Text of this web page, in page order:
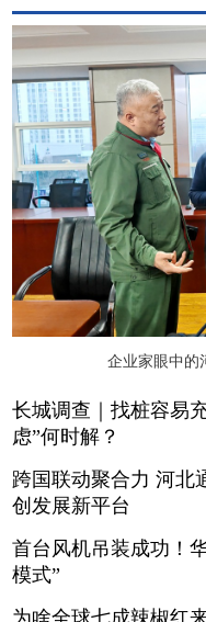
企业家眼中的
长城调查｜找桩容易
虑”何时解？
跨国联动聚合力 河北
创发展新平台
首台风机吊装成功！
模式”
为啥全球七成辣椒红